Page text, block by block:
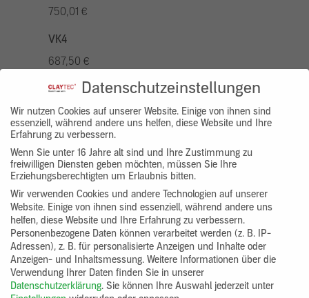
750,01 €
VK4
687,50 €
VK5
875,01 €
VK7
625,00 €
Gruppenprodukt
yosima_designputz_bigb
Datenschutzeinstellungen
Wir nutzen Cookies auf unserer Website. Einige von ihnen sind
essenziell, während andere uns helfen, diese Website und Ihre
Erfahrung zu verbessern.
Wenn Sie unter 16 Jahre alt sind und Ihre Zustimmung zu
freiwilligen Diensten geben möchten, müssen Sie Ihre
Erziehungsberechtigten um Erlaubnis bitten.
Wir verwenden Cookies und andere Technologien auf unserer
Website. Einige von ihnen sind essenziell, während andere uns
helfen, diese Website und Ihre Erfahrung zu verbessern.
Personenbezogene Daten können verarbeitet werden (z. B. IP-
Adressen), z. B. für personalisierte Anzeigen und Inhalte oder
Anzeigen- und Inhaltsmessung. Weitere Informationen über die
Verwendung Ihrer Daten finden Sie in unserer
Datenschutzerklärung. Sie können Ihre Auswahl jederzeit unter